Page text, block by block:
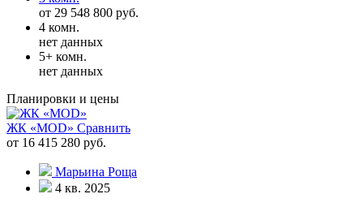
от 29 548 800 руб.
4 комн.
нет данных
5+ комн.
нет данных
Планировки и цены
ЖК «MOD» Сравнить
от 16 415 280 руб.
Марьина Роща
4 кв. 2025